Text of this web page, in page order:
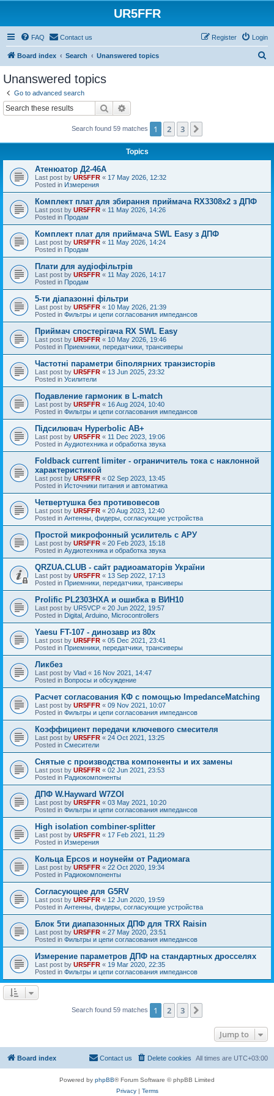
UR5FFR
FAQ Contact us Login
Register
Board index Search Unanswered topics
Unanswered topics
Go to advanced search
Search
Search found 59 matches 1 2 3
Topics
Атенюатор Д2-46А
Last post by UR5FFR « 17 May 2026, 12:32
Posted in Измерения
Комплект плат для збирання приймача RX3308x2 з ДПФ
Last post by UR5FFR « 11 May 2026, 14:26
Posted in Продам
Комплект плат для приймача SWL Easy з ДПФ
Last post by UR5FFR « 11 May 2026, 14:24
Posted in Продам
Плати для аудіофільтрів
Last post by UR5FFR « 11 May 2026, 14:17
Posted in Продам
5-ти діапазонні фільтри
Last post by UR5FFR « 10 May 2026, 21:39
Posted in Фильтры и цепи согласования импедансов
Приймач спостерігача RX SWL Easy
Last post by UR5FFR « 10 May 2026, 19:46
Posted in Приемники, передатчики, трансиверы
Частотні параметри біполярних транзисторів
Last post by UR5FFR « 13 Jun 2025, 23:32
Posted in Усилители
Подавление гармоник в L-match
Last post by UR5FFR « 16 Aug 2024, 10:40
Posted in Фильтры и цепи согласования импедансов
Підсилювач Hyperbolic AB+
Last post by UR5FFR « 11 Dec 2023, 19:06
Posted in Аудиотехника и обработка звука
Foldback current limiter - ограничитель тока с наклонной
характеристикой
Last post by UR5FFR « 02 Sep 2023, 13:45
Posted in Источники питания и автоматика
Четвертушка без противовесов
Last post by UR5FFR « 20 Aug 2023, 12:40
Posted in Антенны, фидеры, согласующие устройства
Простой микрофонный усилитель с АРУ
Last post by UR5FFR « 20 Feb 2023, 15:18
Posted in Аудиотехника и обработка звука
QRZUA.CLUB - сайт радиоаматорів України
Last post by UR5FFR « 13 Sep 2022, 17:13
Posted in Приемники, передатчики, трансиверы
Prolific PL2303HXA и ошибка в ВИН10
Last post by UR5VCP « 20 Jun 2022, 19:57
Posted in Digital, Arduino, Microcontrollers
Yaesu FT-107 - динозавр из 80х
Last post by UR5FFR « 05 Dec 2021, 23:41
Posted in Приемники, передатчики, трансиверы
Ликбез
Last post by Vlad « 16 Nov 2021, 14:47
Posted in Вопросы и обсуждение
Расчет согласования КФ с помощью ImpedanceMatching
Last post by UR5FFR « 09 Nov 2021, 10:07
Posted in Фильтры и цепи согласования импедансов
Коэффициент передачи ключевого смесителя
Last post by UR5FFR « 24 Oct 2021, 13:25
Posted in Смесители
Снятые с производства компоненты и их замены
Last post by UR5FFR « 02 Jun 2021, 23:53
Posted in Радиокомпоненты
ДПФ W.Hayward W7ZOI
Last post by UR5FFR « 03 May 2021, 10:20
Posted in Фильтры и цепи согласования импедансов
High isolation combiner-splitter
Last post by UR5FFR « 17 Feb 2021, 11:29
Posted in Измерения
Кольца Epcos и ноунейм от Радиомага
Last post by UR5FFR « 22 Oct 2020, 19:34
Posted in Радиокомпоненты
Согласующее для G5RV
Last post by UR5FFR « 12 Jun 2020, 19:59
Posted in Антенны, фидеры, согласующие устройства
Блок 5ти диапазонных ДПФ для TRX Raisin
Last post by UR5FFR « 27 May 2020, 23:51
Posted in Фильтры и цепи согласования импедансов
Измерение параметров ДПФ на стандартных дросселях
Last post by UR5FFR « 19 Mar 2020, 22:35
Posted in Фильтры и цепи согласования импедансов
Search found 59 matches 1 2 3
Jump to
Board index All times are UTC+03:00
Delete cookies
Contact us
Powered by phpBB® Forum Software © phpBB Limited
Privacy| Terms